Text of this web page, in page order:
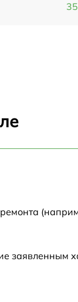
заявленным